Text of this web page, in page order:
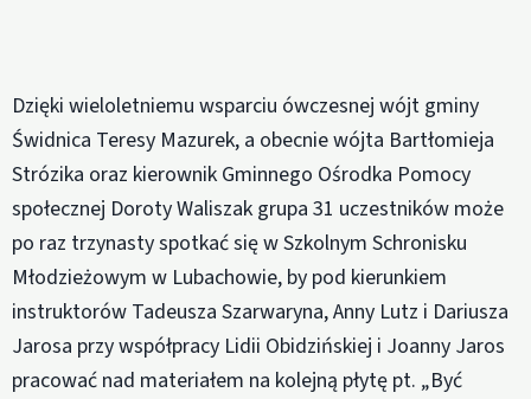
Dzięki wieloletniemu wsparciu ówczesnej wójt gminy
Świdnica Teresy Mazurek, a obecnie wójta Bartłomieja
Strózika oraz kierownik Gminnego Ośrodka Pomocy
społecznej Doroty Waliszak grupa 31 uczestników może
po raz trzynasty spotkać się w Szkolnym Schronisku
Młodzieżowym w Lubachowie, by pod kierunkiem
instruktorów Tadeusza Szarwaryna, Anny Lutz i Dariusza
Jarosa przy współpracy Lidii Obidzińskiej i Joanny Jaros
pracować nad materiałem na kolejną płytę pt. „Być